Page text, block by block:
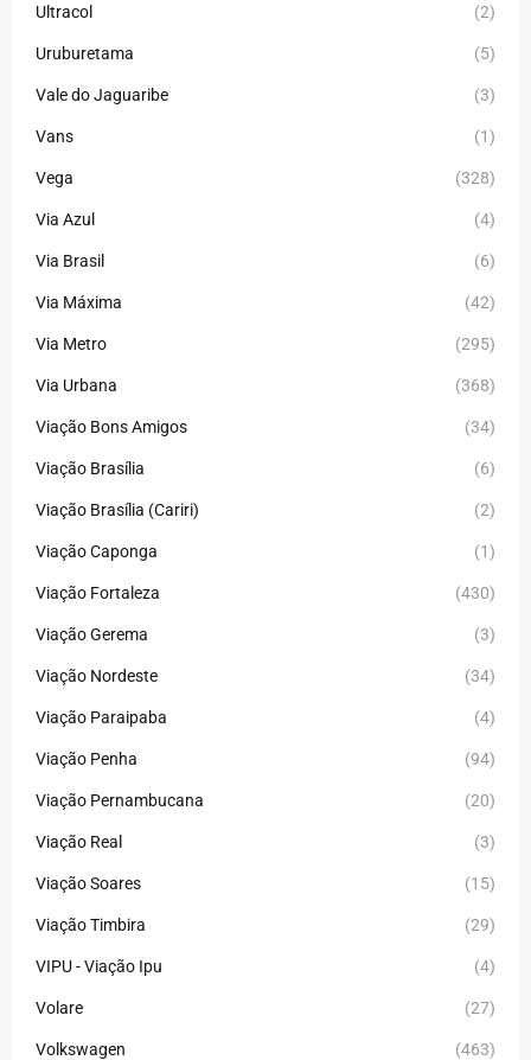
Ultracol (2)
Uruburetama (5)
Vale do Jaguaribe (3)
Vans (1)
Vega (328)
Via Azul (4)
Via Brasil (6)
Via Máxima (42)
Via Metro (295)
Via Urbana (368)
Viação Bons Amigos (34)
Viação Brasília (6)
Viação Brasília (Cariri) (2)
Viação Caponga (1)
Viação Fortaleza (430)
Viação Gerema (3)
Viação Nordeste (34)
Viação Paraipaba (4)
Viação Penha (94)
Viação Pernambucana (20)
Viação Real (3)
Viação Soares (15)
Viação Timbira (29)
VIPU - Viação Ipu (4)
Volare (27)
Volkswagen (463)